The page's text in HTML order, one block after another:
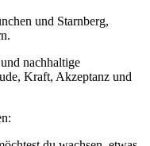
und Starnberg,
nachhaltige
Kraft, Akzeptanz und